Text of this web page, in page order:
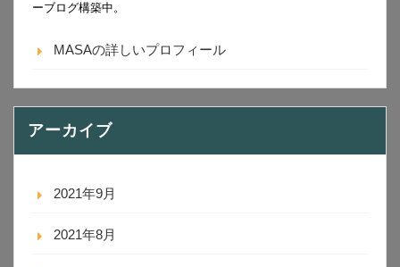
ーブログ構築中。
MASAの詳しいプロフィール
アーカイブ
2021年9月
2021年8月